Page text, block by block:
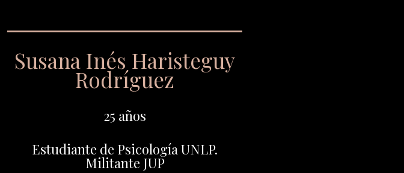
Susana Inés Haristeguy
Rodríguez
25 años
Estudiante de Psicología UNLP.
Militante JUP